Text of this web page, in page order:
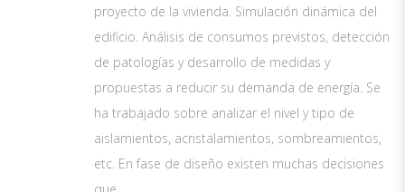
proyecto de la vivienda. Simulación dinámica del
edificio. Análisis de consumos previstos, detección
de patologías y desarrollo de medidas y
propuestas a reducir su demanda de energía. Se
ha trabajado sobre analizar el nivel y tipo de
aislamientos, acristalamientos, sombreamientos,
etc. En fase de diseño existen muchas decisiones